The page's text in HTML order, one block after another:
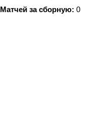
Матчей за сборную: 0